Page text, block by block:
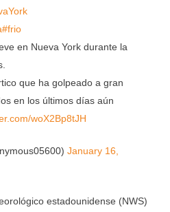
#frio
en Nueva York durante la
que ha golpeado a gran
en los últimos días aún
woX2Bp8tJH
January 16,
estadounidense (NWS)